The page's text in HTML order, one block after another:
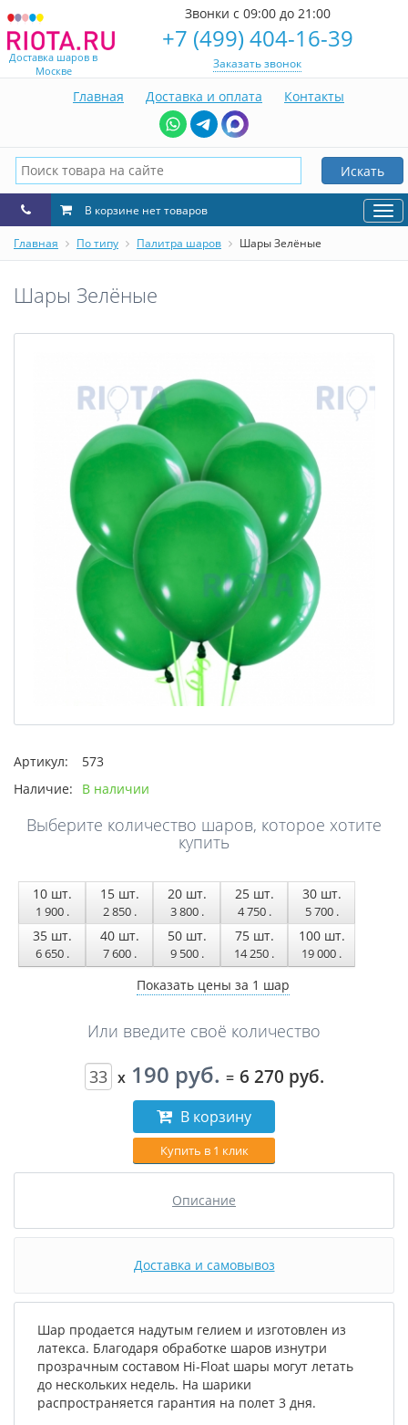
Доставка шаров в
Москве
Звонки с 09:00 до 21:00
+7 (499) 404-16-39
Заказать звонок
Главная Доставка и оплата Контакты
Искать
В корзине нет товаров
Главная По типу Палитра шаров Шары Зелёные
Шары Зелёные
Артикул:
573
Наличие:
В наличии
Выберите количество шаров, которое хотите
купить
10шт.
1 900 .
15шт.
2 850 .
20шт.
3 800 .
25шт.
4 750 .
30шт.
5 700 .
35шт.
6 650 .
40шт.
7 600 .
50шт.
9 500 .
75шт.
14 250 .
100шт.
19 000 .
Показать цены за 1 шар
Или введите своё количество
x 190 руб. = 6 270 руб.
В корзину
Купить в 1 клик
Описание
Доставка и самовывоз
Шар продается надутым гелием и изготовлен из
латекса. Благодаря обработке шаров изнутри
прозрачным составом Hi-Float шары могут летать
до нескольких недель. На шарики
распространяется гарантия на полет 3 дня.